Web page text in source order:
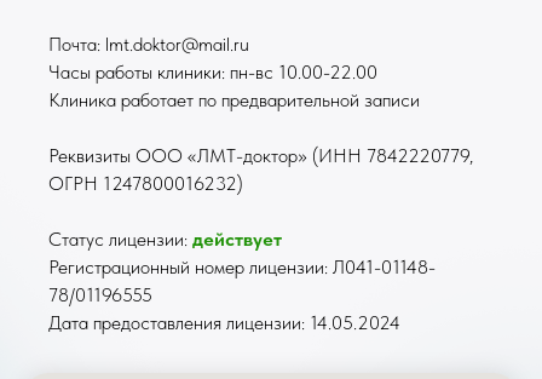
Почта: lmt.doktor@mail.ru
Часы работы клиники: пн-вс 10.00-22.00
Клиника работает по предварительной записи
Реквизиты ООО «ЛМТ-доктор» (ИНН 7842220779,
ОГРН 1247800016232)
Статус лицензии: действует
Регистрационный номер лицензии: Л041-01148-
78/01196555
Дата предоставления лицензии: 14.05.2024